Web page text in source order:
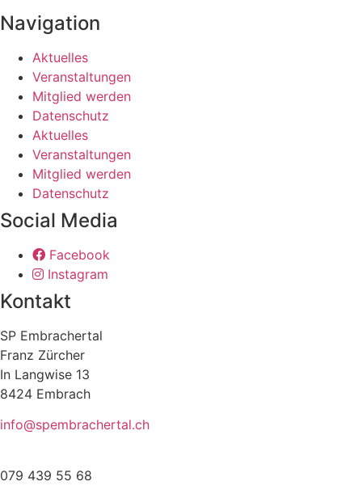
Navigation
Aktuelles
Veranstaltungen
Mitglied werden
Datenschutz
Aktuelles
Veranstaltungen
Mitglied werden
Datenschutz
Social Media
Facebook
Instagram
Kontakt
SP Embrachertal
Franz Zürcher
In Langwise 13
8424 Embrach
info@spembrachertal.ch
079 439 55 68